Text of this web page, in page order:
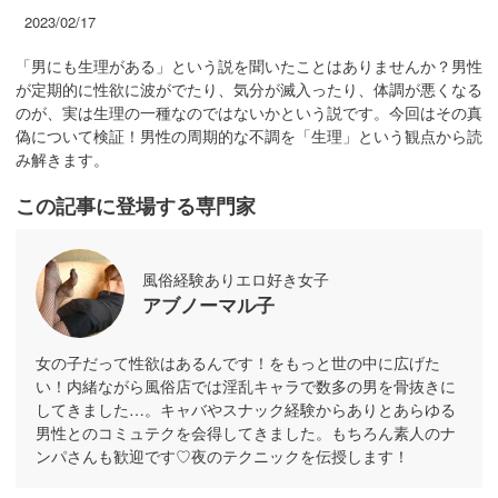
2023/02/17
「男にも生理がある」という説を聞いたことはありませんか？男性
が定期的に性欲に波がでたり、気分が滅入ったり、体調が悪くなる
のが、実は生理の一種なのではないかという説です。今回はその真
偽について検証！男性の周期的な不調を「生理」という観点から読
み解きます。
この記事に登場する専門家
風俗経験ありエロ好き女子
アブノーマル子
女の子だって性欲はあるんです！をもっと世の中に広げた
い！内緒ながら風俗店では淫乱キャラで数多の男を骨抜きに
してきました…。キャバやスナック経験からありとあらゆる
男性とのコミュテクを会得してきました。もちろん素人のナ
ンパさんも歓迎です♡夜のテクニックを伝授します！